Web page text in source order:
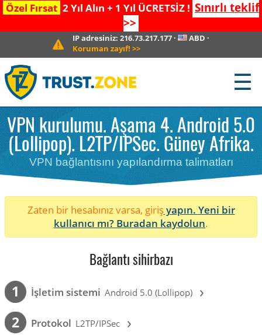
Özel Fırsat 2 Yıl Alın + 1 Yıl ÜCRETSİZ ! Sınırlı teklif
>>
IP adresiniz:216.73.217.177 · ABD ·
Koruman zayıf! >>
☰
VPN kurulumu. Aşama 4. Android 5.0
(Lollipop). L2TP/IPSec. Güney Afrika.
VPN bağlantısını yapılandırma talimatları
Zaten bir hesabınız varsa, girişyapın. Yeni bir
kullanıcı mı? Buradan kaydolun.
Bağlantı sihirbazı
1 İşletim sistemi Android 5.0 (Lollipop) ›
2 Protokol L2TP/IPSec ›